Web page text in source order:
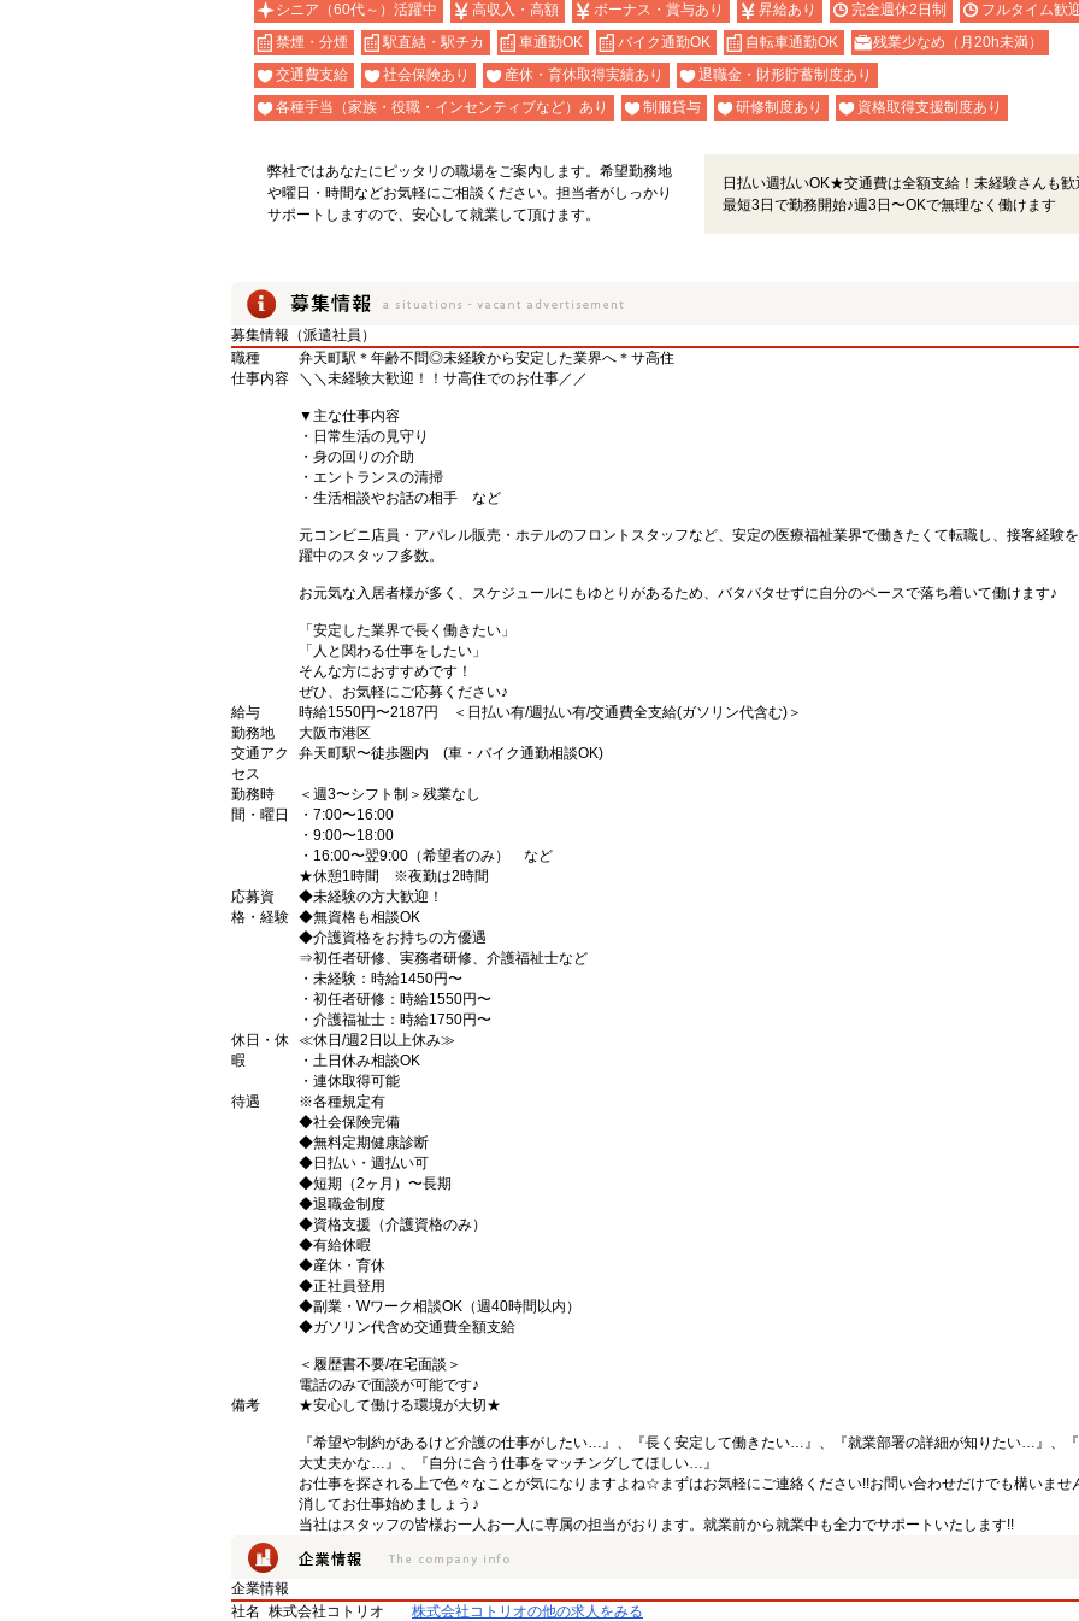
シニア（60代～）活躍中
高収入・高額 ボーナス・賞与あり 昇給あり 完全週休2日制
フルタイム歓
禁煙・分煙
駅直結・駅チカ 車通勤OK バイク通勤OK 自転車通勤OK
残業少なめ（月20h未満）
交通費支給
社会保険あり 産休・育休取得実績あり
退職金・財形貯蓄制度あり
各種手当（家族・役職・インセンティブなど）あり
制服貸与 研修制度あり 資格取得支援制度あり
弊社ではあなたにピッタリの職場をご案内します。希望勤務地
や曜日・時間などお気軽にご相談ください。担当者がしっかり
サポートしますので、安心して就業して頂けます。
日払い週払いOK★交通費は全額支給！未経験さんも
最短3日で勤務開始♪週3日〜OKで無理なく働けます
募集情報（派遣社員）
職種
弁天町駅＊年齢不問◎未経験から安定した業界へ＊サ高住
仕事内容
＼＼未経験大歓迎！！サ高住でのお仕事／／
▼主な仕事内容
・日常生活の見守り
・身の回りの介助
・エントランスの清掃
・生活相談やお話の相手 など
元コンビニ店員・アパレル販売・ホテルのフロントスタッフなど、安定の医療福祉業界で働きたくて転職し、接客経験
躍中のスタッフ多数。
お元気な入居者様が多く、スケジュールにもゆとりがあるため、バタバタせずに自分のペースで落ち着いて働けます♪
「安定した業界で長く働きたい」
「人と関わる仕事をしたい」
そんな方におすすめです！
ぜひ、お気軽にご応募ください♪
給与
時給1550円〜2187円 ＜日払い有/週払い有/交通費全支給(ガソリン代含む)＞
勤務地
大阪市港区
交通アク
セス
弁天町駅〜徒歩圏内 (車・バイク通勤相談OK)
勤務時
間・曜日
＜週3〜シフト制＞残業なし
・7:00〜16:00
・9:00〜18:00
・16:00〜翌9:00（希望者のみ） など
★休憩1時間 ※夜勤は2時間
応募資
格・経験
◆未経験の方大歓迎！
◆無資格も相談OK
◆介護資格をお持ちの方優遇
⇒初任者研修、実務者研修、介護福祉士など
・未経験：時給1450円〜
・初任者研修：時給1550円〜
・介護福祉士：時給1750円〜
休日・休
暇
≪休日/週2日以上休み≫
・土日休み相談OK
・連休取得可能
待遇
※各種規定有
◆社会保険完備
◆無料定期健康診断
◆日払い・週払い可
◆短期（2ヶ月）〜長期
◆退職金制度
◆資格支援（介護資格のみ）
◆有給休暇
◆産休・育休
◆正社員登用
◆副業・Wワーク相談OK（週40時間以内）
◆ガソリン代含め交通費全額支給
＜履歴書不要/在宅面談＞
電話のみで面談が可能です♪
備考
★安心して働ける環境が大切★
『希望や制約があるけど介護の仕事がしたい…』、『長く安定して働きたい…』、『就業部署の詳細が知りたい…』、
大丈夫かな…』、『自分に合う仕事をマッチングしてほしい…』
お仕事を探される上で色々なことが気になりますよね☆まずはお気軽にご連絡ください!!お問い合わせだけでも構いませ
消してお仕事始めましょう♪
当社はスタッフの皆様お一人お一人に専属の担当がおります。就業前から就業中も全力でサポートいたします!!
企業情報
社名
株式会社コトリオ
株式会社コトリオの他の求人をみる